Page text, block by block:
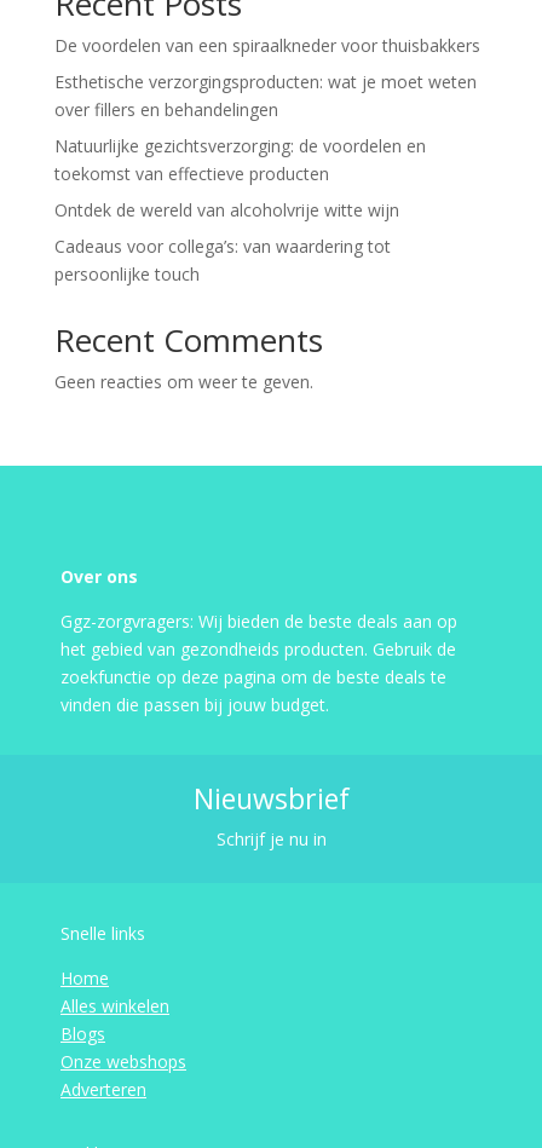
De voordelen van een spiraalkneder voor thuisbakkers
Esthetische verzorgingsproducten: wat je moet weten
over fillers en behandelingen
Natuurlijke gezichtsverzorging: de voordelen en
toekomst van effectieve producten
Ontdek de wereld van alcoholvrije witte wijn
Cadeaus voor collega’s: van waardering tot
persoonlijke touch
Recent Comments
Geen reacties om weer te geven.
Over ons
Ggz-zorgvragers: Wij bieden de beste deals aan op
het gebied van gezondheids producten. Gebruik de
zoekfunctie op deze pagina om de beste deals te
vinden die passen bij jouw budget.
Nieuwsbrief
Schrijf je nu in
Snelle links
Home
Alles winkelen
Blogs
Onze webshops
Adverteren